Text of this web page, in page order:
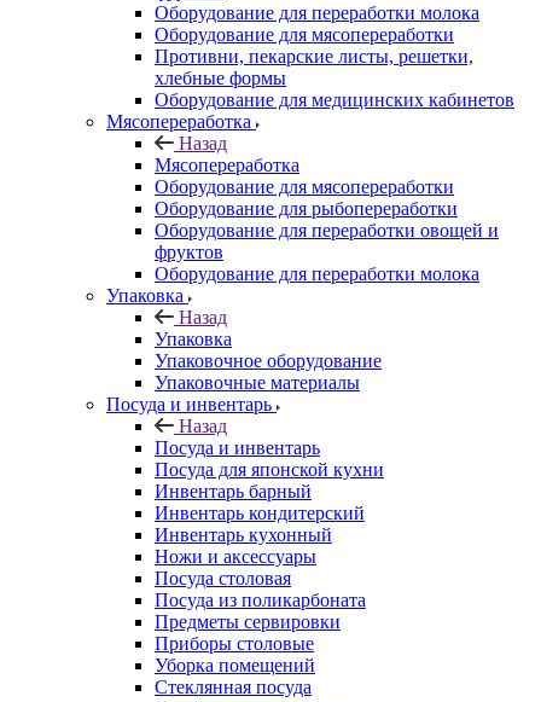
Оборудование для переработки молока
Оборудование для мясопереработки
Противни, пекарские листы, решетки,
хлебные формы
Оборудование для медицинских кабинетов
Мясопереработка
Назад
Мясопереработка
Оборудование для мясопереработки
Оборудование для рыбопереработки
Оборудование для переработки овощей и
фруктов
Оборудование для переработки молока
Упаковка
Назад
Упаковка
Упаковочное оборудование
Упаковочные материалы
Посуда и инвентарь
Назад
Посуда и инвентарь
Посуда для японской кухни
Инвентарь барный
Инвентарь кондитерский
Инвентарь кухонный
Ножи и аксессуары
Посуда столовая
Посуда из поликарбоната
Предметы сервировки
Приборы столовые
Уборка помещений
Стеклянная посуда